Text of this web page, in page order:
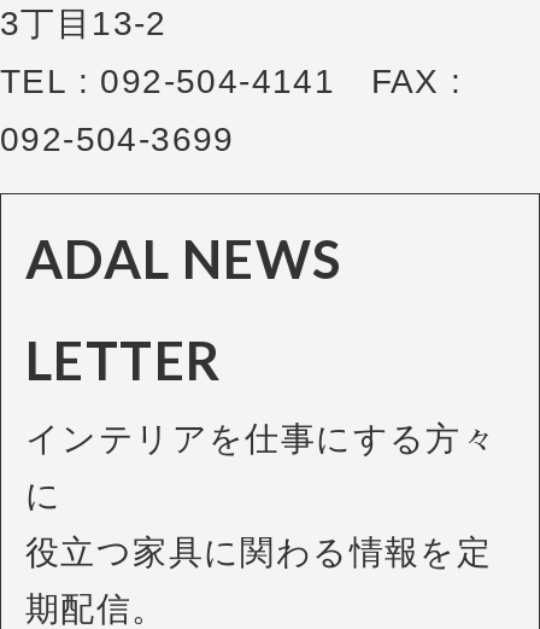
3丁目13-2
TEL : 092-504-4141 FAX :
092-504-3699
ADAL NEWS
LETTER
インテリアを仕事にする方々
に
役立つ家具に関わる情報を定
期配信。